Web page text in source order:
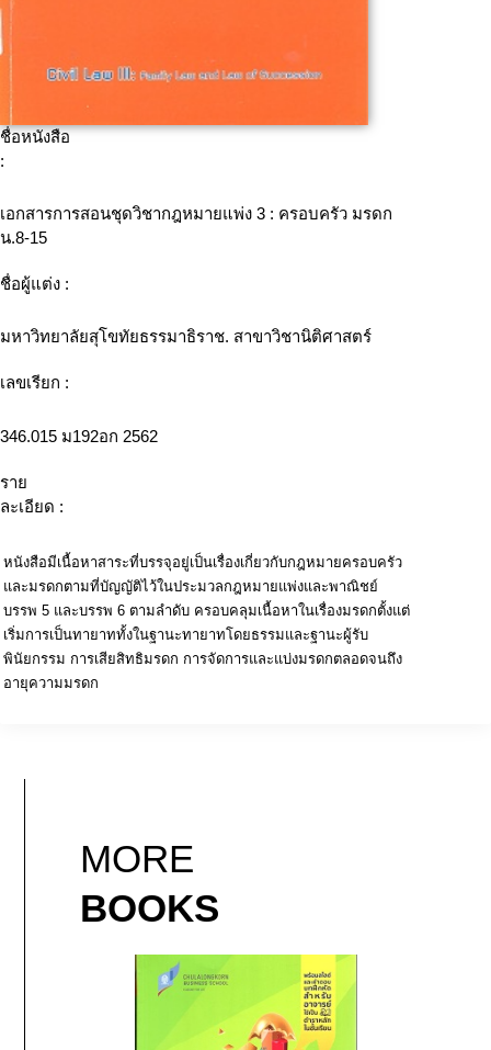
ชื่อหนังสือ
:
เอกสารการสอนชุดวิชากฎหมายแพ่ง 3 : ครอบครัว มรดก
น.8-15
ชื่อผู้แต่ง :
มหาวิทยาลัยสุโขทัยธรรมาธิราช. สาขาวิชานิติศาสตร์
เลขเรียก :
346.015 ม192อก 2562
ราย
ละเอียด :
หนังสือมีเนื้อหาสาระที่บรรจุอยู่เป็นเรื่องเกี่ยวกับกฎหมายครอบครัว
และมรดกตามที่บัญญัติไว้ในประมวลกฎหมายแพ่งและพาณิชย์
บรรพ 5 และบรรพ 6 ตามลำดับ ครอบคลุมเนื้อหาในเรื่องมรดกตั้งแต่
เริ่มการเป็นทายาททั้งในฐานะทายาทโดยธรรมและฐานะผู้รับ
พินัยกรรม การเสียสิทธิมรดก การจัดการและแบ่งมรดกตลอดจนถึง
อายุความมรดก
MORE
BOOKS